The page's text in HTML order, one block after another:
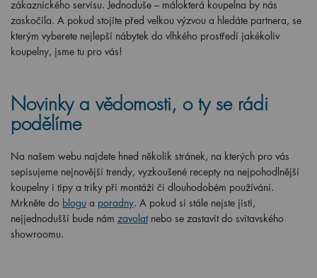
zákaznického servisu. Jednoduše – málokterá koupelna by nás
zaskočila. A pokud stojíte před velkou výzvou a hledáte partnera, se
kterým vyberete nejlepší nábytek do vlhkého prostředí jakékoliv
koupelny, jsme tu pro vás!
Novinky a vědomosti, o ty se rádi
podělíme
Na našem webu najdete hned několik stránek, na kterých pro vás
sepisujeme nejnovější trendy, vyzkoušené recepty na nejpohodlnější
koupelny i tipy a triky při montáži či dlouhodobém používání.
Mrkněte do blogu a poradny. A pokud si stále nejste jisti,
nejjednodušší bude nám zavolat nebo se zastavit do svitavského
showroomu.